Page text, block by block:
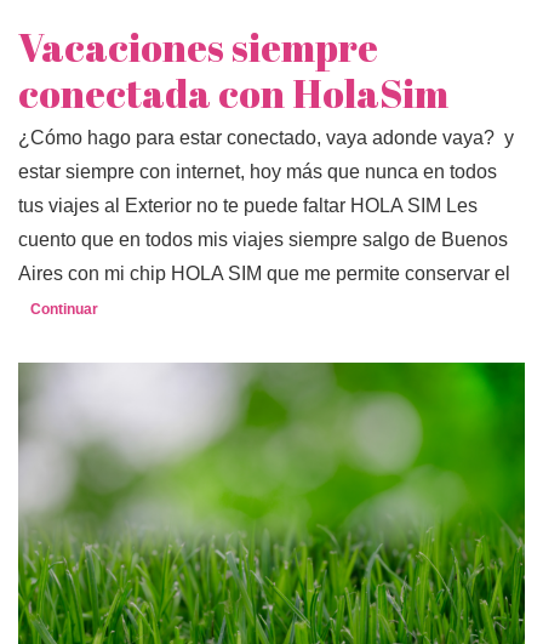
Vacaciones siempre
conectada con HolaSim
¿Cómo hago para estar conectado, vaya adonde vaya? y
estar siempre con internet, hoy más que nunca en todos
tus viajes al Exterior no te puede faltar HOLA SIM Les
cuento que en todos mis viajes siempre salgo de Buenos
Aires con mi chip HOLA SIM que me permite conservar el
Continuar